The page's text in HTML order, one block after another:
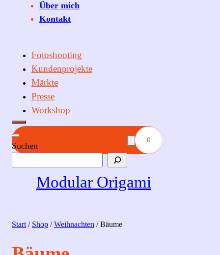
Über mich
Kontakt
Fotoshooting
Kundenprojekte
Märkte
Presse
Workshop
Suchen
0
Modular Origami
Start/ Shop /Weihnachten / Bäume